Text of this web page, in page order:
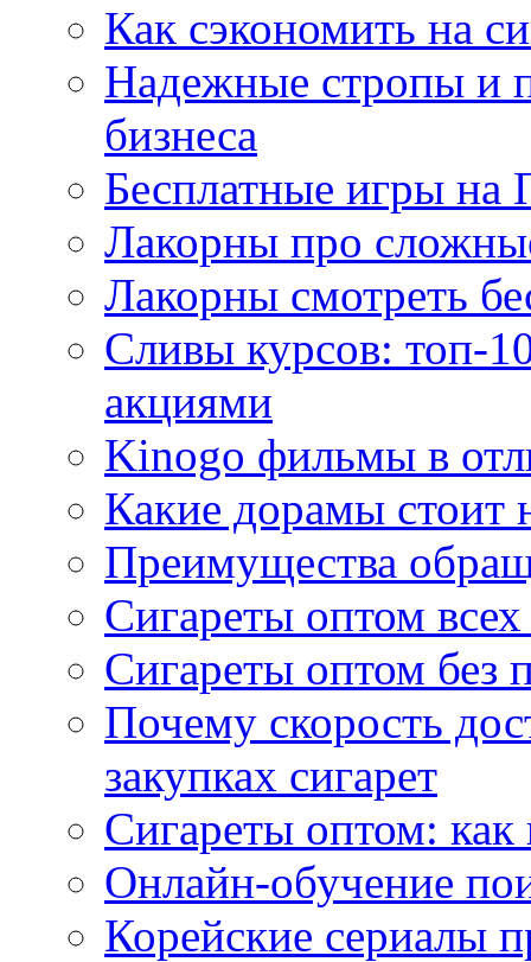
Как сэкономить на
Надежные стропы и
бизнеса
Бесплатные игры на
Лакорны про
Лакорны смотреть
Сливы курсов: топ-
акциями
Kinogo фильмы в
Какие дорамы стоит
Преимущества
Сигареты оптом
Сигареты оптом без
Почему скорость
закупках сигарет
Сигареты оптом:
Онлайн-обучение
Корейские сериалы